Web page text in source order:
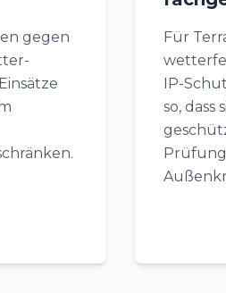
gegen
Für
IP-
so, dass